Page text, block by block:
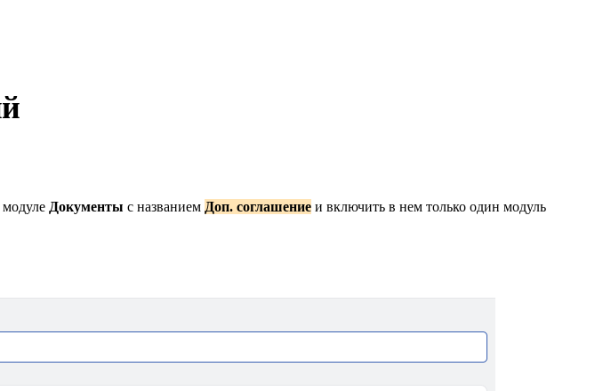
Документы с названием Доп. соглашение и включить в нем только один модуль